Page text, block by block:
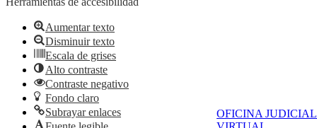
OFICINA JUDICIAL
Aumentar texto
Disminuir texto
Escala de grises
Alto contraste
Contraste negativo
Fondo claro
Subrayar enlaces